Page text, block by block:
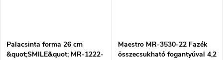
Palacsinta forma 26 cm
&quot;SMILE&quot; MR-1222-
Maestro MR-3530-22 Fazék
összecsukható fogantyúval 4,2